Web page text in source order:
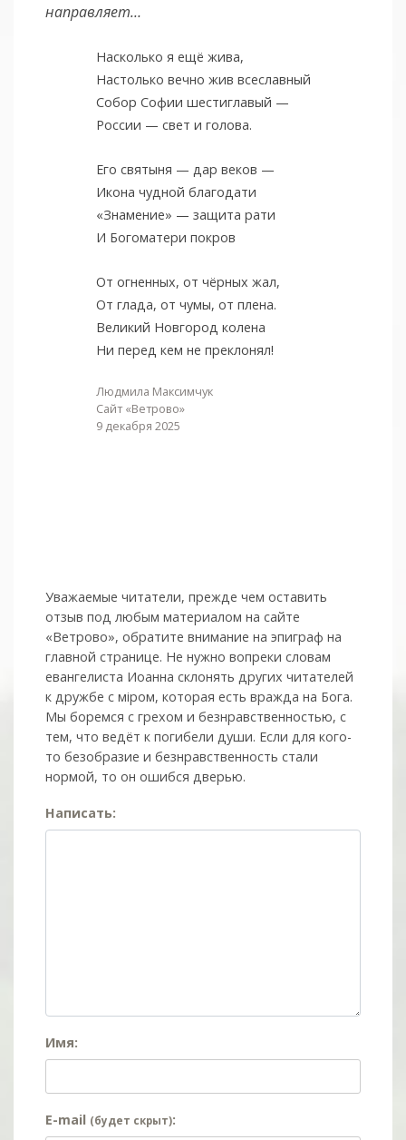
направляет…
Насколько я ещё жива,
Настолько вечно жив всеславный
Собор Софии шестиглавый —
России — свет и голова.
Его святыня — дар веков —
Икона чудной благодати
«Знамение» — защита рати
И Богоматери покров
От огненных, от чёрных жал,
От глада, от чумы, от плена.
Великий Новгород колена
Ни перед кем не преклонял!
Людмила Максимчук
Сайт «Ветрово»
9 декабря 2025
Уважаемые читатели, прежде чем оставить
отзыв под любым материалом на сайте
«Ветрово», обратите внимание на эпиграф на
главной странице. Не нужно вопреки словам
евангелиста Иоанна склонять других читателей
к дружбе с мiром, которая есть вражда на Бога.
Мы боремся с грехом и без­нрав­ствен­ностью, с
тем, что ведёт к погибели души. Если для кого-
то безобразие и безнравственность стали
нормой, то он ошибся дверью.
Написать:
Имя:
E-mail (будет скрыт):